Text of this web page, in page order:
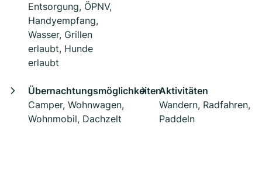
Entsorgung, ÖPNV,
Handyempfang,
Wasser, Grillen
erlaubt, Hunde
erlaubt
Übernachtungsmöglichkeiten
Camper, Wohnwagen,
Wohnmobil, Dachzelt
Aktivitäten
Wandern, Radfahren,
Paddeln